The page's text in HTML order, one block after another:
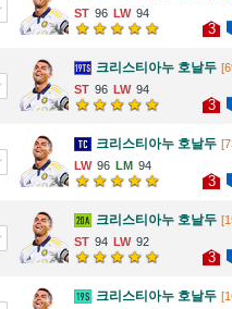
96
94
3
크리스티아누 호날두
96
94
3
크리스티아누 호날두
96
94
3
크리스티아누 호날두
94
92
3
크리스티아누 호날두